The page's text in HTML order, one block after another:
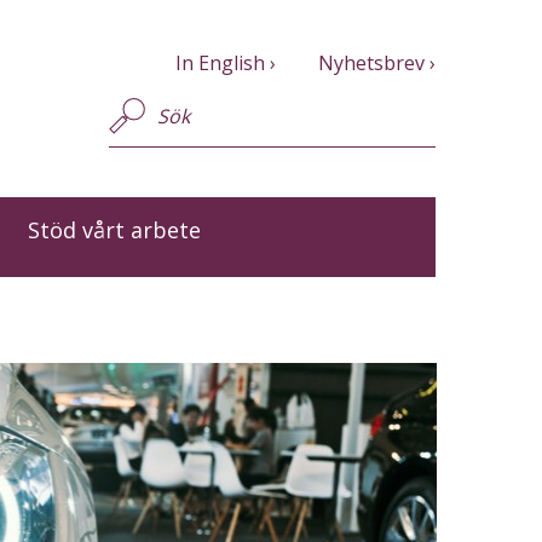
Stöd vårt arbete
In English Nyhetsbrev